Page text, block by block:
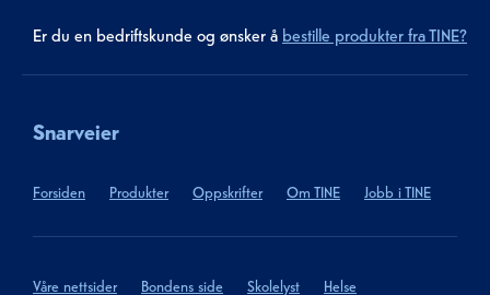
Er du en bedriftskunde og ønsker å bestille produkter fra TINE?
Snarveier
Forsiden Produkter Oppskrifter Om TINE Jobb i TINE
Våre nettsider Bondens side Skolelyst Helse